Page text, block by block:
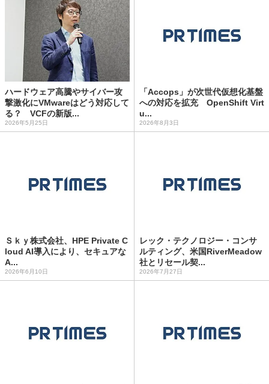
ハードウェア高騰やサイバー攻
撃激化にVMwareはどう対応して
る？ VCFの新版...
2026年5月25日
「Accops」が次世代仮想化基盤
への対応を拡充 OpenShift Virt
u...
2026年8月3日
Ｓｋｙ株式会社、HPE Private C
loud AI導入により、セキュアな
A...
2026年6月10日
レック・テクノロジー・コンサ
ルティング、米国RiverMeadow
社とリセール契...
2026年7月27日